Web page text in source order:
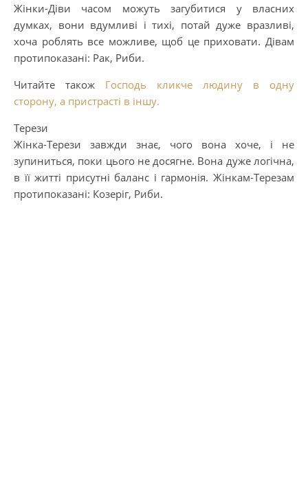
Жінки-Діви часом можуть загубитися у власних
думках, вони вдумливі і тихі, потай дуже вразливі,
хоча роблять все можливе, щоб це приховати. Дівам
протипоказані: Рaк, Риби.
Читайте також Господь кликче людину в одну
сторону, а пристрасті в іншу.
Терези
Жінка-Терези завжди знає, чого вона хоче, і не
зупиниться, поки цього не досягне. Вона дуже логічна,
в її житті присутні баланс і гармонія. Жінкам-Терезам
протипоказані: Козеріг, Риби.